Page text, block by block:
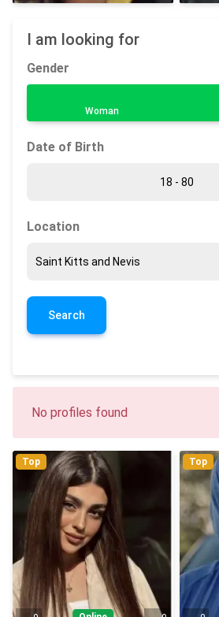
I am looking for
Gender
Woman
Date of Birth
Location
Search
No profiles found
Top Top